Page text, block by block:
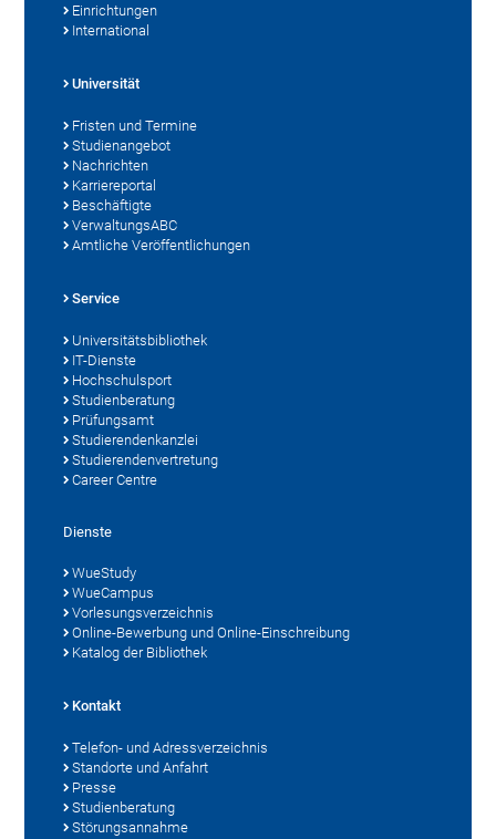
Einrichtungen
International
Universität
Fristen und Termine
Studienangebot
Nachrichten
Karriereportal
Beschäftigte
VerwaltungsABC
Amtliche Veröffentlichungen
Service
Universitätsbibliothek
IT-Dienste
Hochschulsport
Studienberatung
Prüfungsamt
Studierendenkanzlei
Studierendenvertretung
Career Centre
Dienste
WueStudy
WueCampus
Vorlesungsverzeichnis
Online-Bewerbung und Online-Einschreibung
Katalog der Bibliothek
Kontakt
Telefon- und Adressverzeichnis
Standorte und Anfahrt
Presse
Studienberatung
Störungsannahme